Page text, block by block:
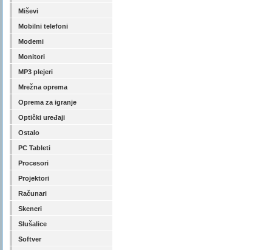
Miševi
Mobilni telefoni
Modemi
Monitori
MP3 plejeri
Mrežna oprema
Oprema za igranje
Optički uređaji
Ostalo
PC Tableti
Procesori
Projektori
Računari
Skeneri
Slušalice
Softver